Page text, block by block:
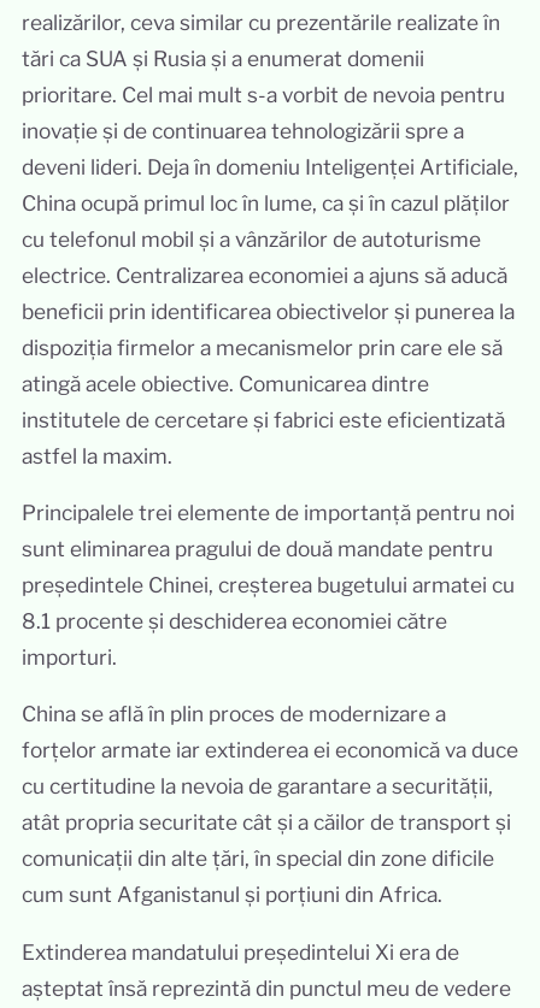
realizărilor, ceva similar cu prezentările realizate în
tări ca SUA și Rusia și a enumerat domenii
prioritare. Cel mai mult s-a vorbit de nevoia pentru
inovație și de continuarea tehnologizării spre a
deveni lideri. Deja în domeniu Inteligenței Artificiale,
China ocupă primul loc în lume, ca și în cazul plăților
cu telefonul mobil și a vânzărilor de autoturisme
electrice. Centralizarea economiei a ajuns să aducă
beneficii prin identificarea obiectivelor și punerea la
dispoziția firmelor a mecanismelor prin care ele să
atingă acele obiective. Comunicarea dintre
institutele de cercetare și fabrici este eficientizată
astfel la maxim.
Principalele trei elemente de importanță pentru noi
sunt eliminarea pragului de două mandate pentru
președintele Chinei, creșterea bugetului armatei cu
8.1 procente și deschiderea economiei către
importuri.
China se află în plin proces de modernizare a
forțelor armate iar extinderea ei economică va duce
cu certitudine la nevoia de garantare a securității,
atât propria securitate cât și a căilor de transport și
comunicații din alte țări, în special din zone dificile
cum sunt Afganistanul și porțiuni din Africa.
Extinderea mandatului președintelui Xi era de
așteptat însă reprezintă din punctul meu de vedere